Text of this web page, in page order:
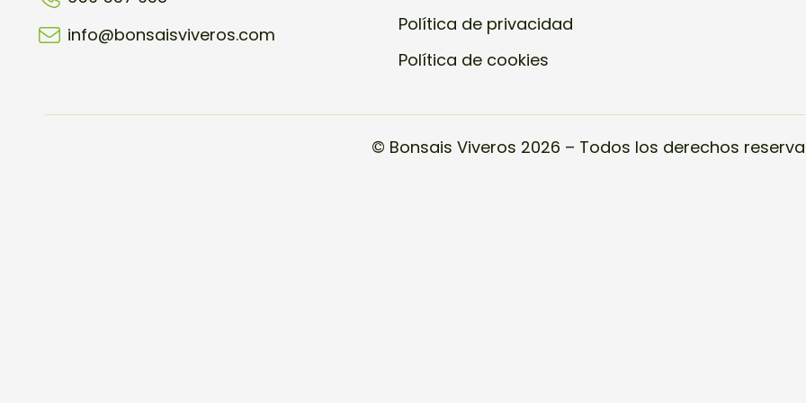
info@bonsaisviveros.com
Política de privacidad
Política de cookies
© Bonsais Viveros 2026 – Todos los derechos